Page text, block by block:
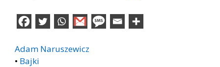
Adam Naruszewicz
• Bajki